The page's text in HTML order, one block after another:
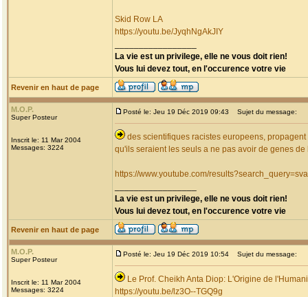
Skid Row LA
https://youtu.be/JyqhNgAkJIY
La vie est un privilege, elle ne vous doit rien!
Vous lui devez tout, en l'occurence votre vie
Revenir en haut de page
M.O.P.
Super Posteur
Inscrit le: 11 Mar 2004
Messages: 3224
Posté le: Jeu 19 Déc 2019 09:43 Sujet du message:
des scientifiques racistes europeens,
qu'ils seraient les seuls a ne pas avoir de genes
https://www.youtube.com/
La vie est un privilege, elle ne vous doit rien!
Vous lui devez tout, en l'occurence votre vie
Revenir en haut de page
M.O.P.
Super Posteur
Inscrit le: 11 Mar 2004
Messages: 3224
Posté le: Jeu 19 Déc 2019 10:54 Sujet du message:
Le Prof. Cheikh Anta Diop: L'Origine de
https://youtu.be/lz3O--TGQ9g